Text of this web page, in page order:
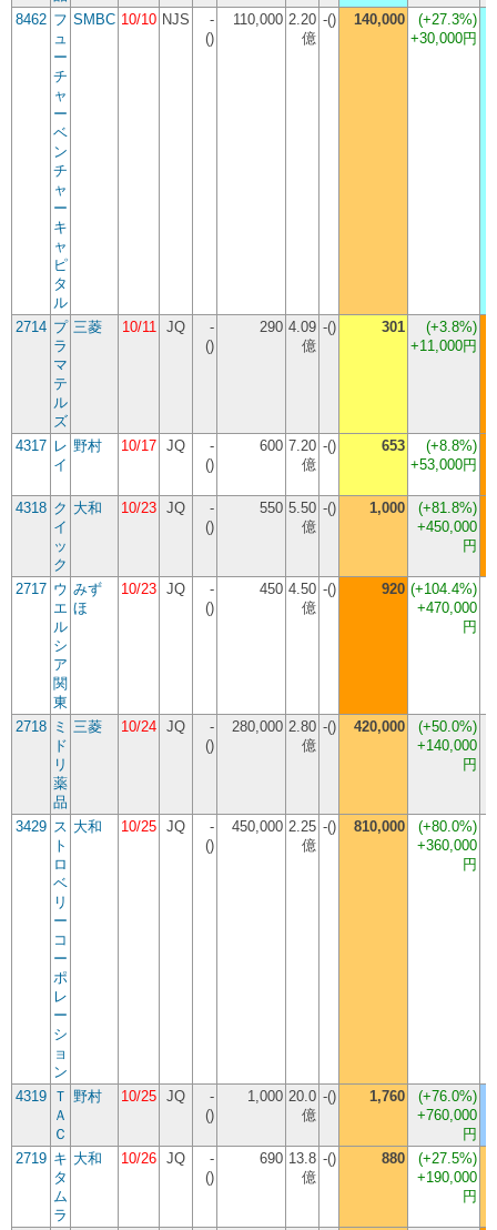
8462 フ
ュ
ー
チ
ャ
ー
ベ
ン
チ
ャ
ー
キ
ャ
ピ
タ
ル
SMBC 10/10 NJS
-
()
110,000 2.20
億
-() 140,000 (+27.3%)
+30,000円
2714 プ
ラ
マ
テ
ル
ズ
三菱 10/11 JQ
-
()
290 4.09
億
-() 301 (+3.8%)
+11,000円
4317 レ
イ
野村 10/17 JQ
-
()
600 7.20
億
-() 653 (+8.8%)
+53,000円
4318 ク
イ
ッ
ク
大和 10/23 JQ
-
()
550 5.50
億
-() 1,000 (+81.8%)
+450,000
円
2717 ウ
エ
ル
シ
ア
関
東
みず
ほ
10/23 JQ
-
()
450 4.50
億
-() 920 (+104.4%)
+470,000
円
2718 ミ
ド
リ
薬
品
三菱 10/24 JQ
-
()
280,000 2.80
億
-() 420,000 (+50.0%)
+140,000
円
3429 ス
ト
ロ
ベ
リ
ー
コ
ー
ポ
レ
ー
シ
ョ
ン
大和 10/25 JQ
-
()
450,000 2.25
億
-() 810,000 (+80.0%)
+360,000
円
4319 Ｔ
Ａ
Ｃ
野村 10/25 JQ
-
()
1,000 20.0
億
-() 1,760 (+76.0%)
+760,000
円
2719 キ
タ
ム
ラ
大和 10/26 JQ
-
()
690 13.8
億
-() 880 (+27.5%)
+190,000
円